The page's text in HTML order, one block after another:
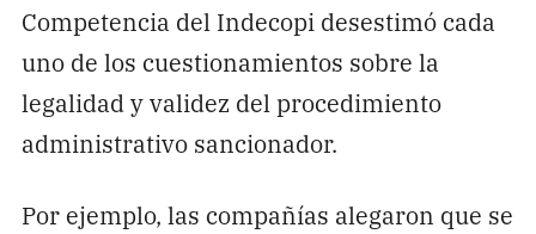
Competencia del Indecopi desestimó cada
uno de los cuestionamientos sobre la
legalidad y validez del procedimiento
administrativo sancionador.
Por ejemplo, las compañías alegaron que se